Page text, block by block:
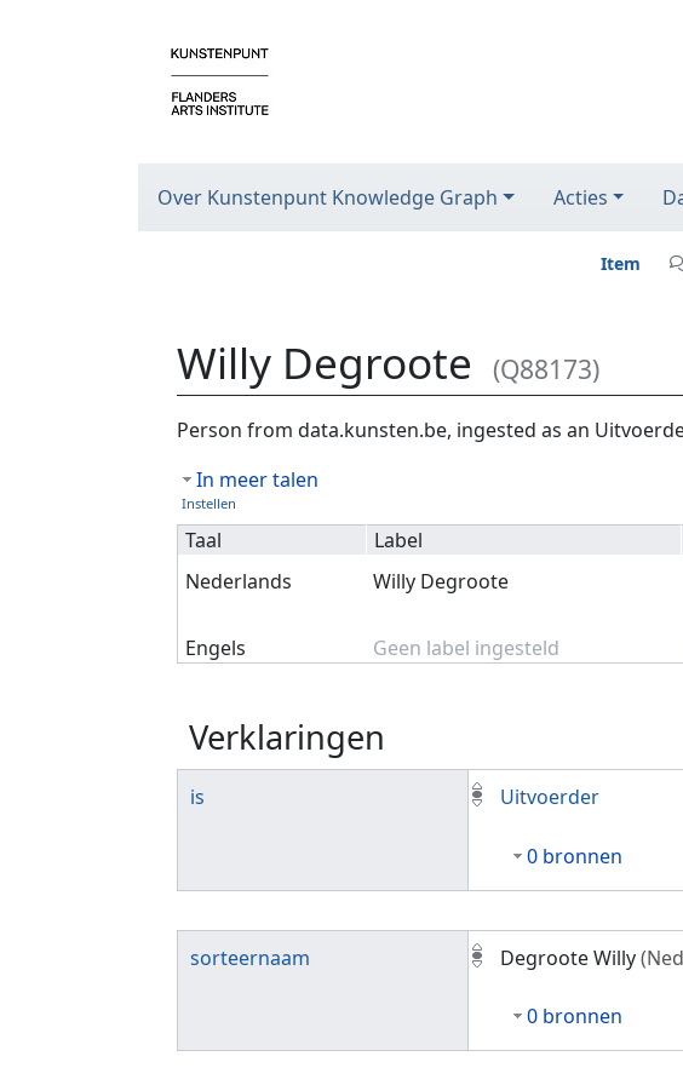
Over Kunstenpunt Knowledge Graph Acties
Item
Willy Degroote (Q88173)
Ga naar:navigatie,zoeken
Person from data.kunsten.be, ingested as an
In meer talen
Instellen
Taal Label
Nederlands
Willy Degroote
Engels
Geen label ingesteld
Verklaringen
is Uitvoerder
0 bronnen
sorteernaam Degroote Willy
0 bronnen